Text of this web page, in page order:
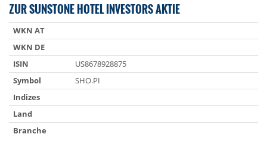
ZUR SUNSTONE HOTEL INVESTORS AKTIE
WKN AT
WKN DE
ISIN
US8678928875
Symbol
SHO.PI
Indizes
Land
Branche